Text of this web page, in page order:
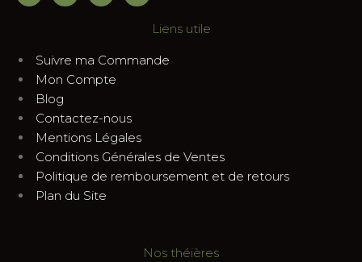
Liens utile
Suivre ma Commande
Mon Compte
Blog
Contactez-nous
Mentions Légales
Conditions Générales de Ventes
Politique de remboursement et de retours
Plan du Site
Nos théières